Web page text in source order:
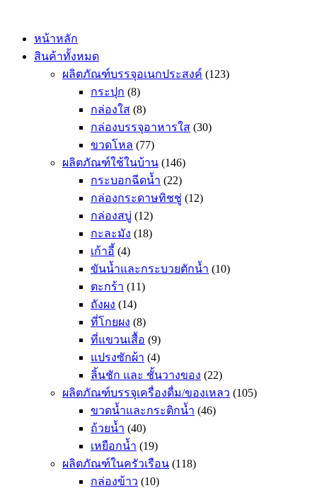
contentหน้าหลัก
สินค้าทั้งหมด
ผลิตภัณฑ์บรรจุอเนกประสงค์ (123)
กระปุก (8)
กล่องใส (8)
กล่องบรรจุอาหารใส (30)
ขวดโหล (77)
ผลิตภัณฑ์ใช้ในบ้าน (146)
กระบอกฉีดน้ำ (22)
กล่องกระดาษทิชชู่ (12)
กล่องสบู่ (12)
กะละมัง (18)
เก้าอี้ (4)
ขันน้ำและกระบวยตักน้ำ (10)
ตะกร้า (11)
ถังผง (14)
ที่โกยผง (8)
ที่แขวนเสื้อ (9)
แปรงซักผ้า (4)
ลิ้นชัก และ ชั้นวางของ (22)
ผลิตภัณฑ์บรรจุเครื่องดื่ม/ของเหลว (105)
ขวดน้ำและกระติกน้ำ (46)
ถ้วยน้ำ (40)
เหยือกน้ำ (19)
ผลิตภัณฑ์ในครัวเรือน (118)
กล่องข้าว (10)